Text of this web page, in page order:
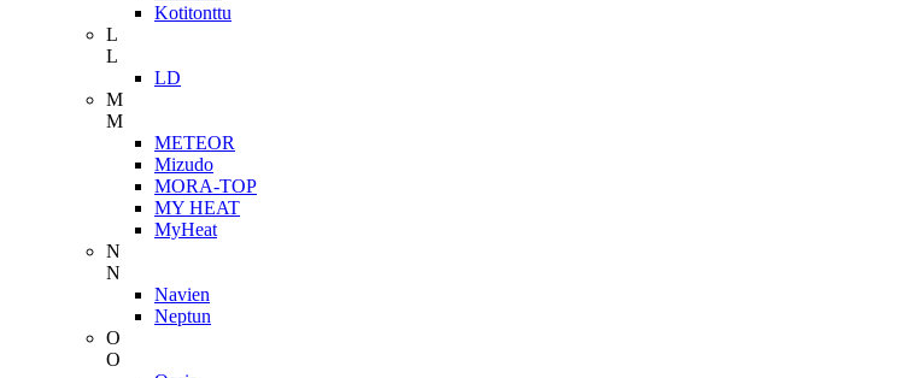
Kotitonttu
L
L
LD
M
M
METEOR
Mizudo
MORA-TOP
MY HEAT
MyHeat
N
N
Navien
Neptun
O
O